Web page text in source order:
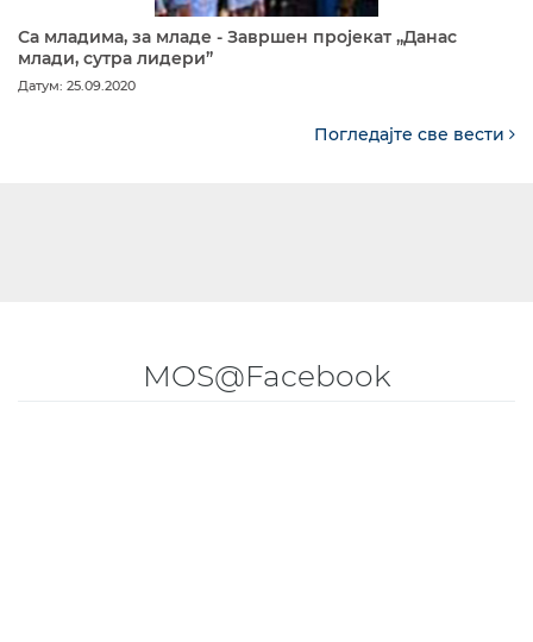
Са младима, за младе - Завршен пројекат „Данас
млади, сутра лидери”
Датум: 25.09.2020
Погледајте све вести
MOS@Facebook